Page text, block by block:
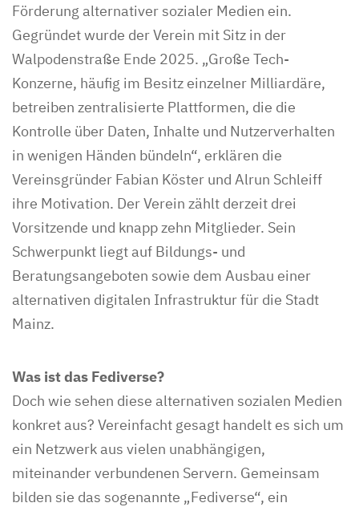
Förderung alternativer sozialer Medien ein.
Gegründet wurde der Verein mit Sitz in der
Walpodenstraße Ende 2025. „Große Tech-
Konzerne, häufig im Besitz einzelner Milliardäre,
betreiben zentralisierte Plattformen, die die
Kontrolle über Daten, Inhalte und Nutzerverhalten
in wenigen Händen bündeln“, erklären die
Vereinsgründer Fabian Köster und Alrun Schleiff
ihre Motivation. Der Verein zählt derzeit drei
Vorsitzende und knapp zehn Mitglieder. Sein
Schwerpunkt liegt auf Bildungs- und
Beratungsangeboten sowie dem Ausbau einer
alternativen digitalen Infrastruktur für die Stadt
Mainz.
Was ist das Fediverse?
Doch wie sehen diese alternativen sozialen Medien
konkret aus? Vereinfacht gesagt handelt es sich um
ein Netzwerk aus vielen unabhängigen,
miteinander verbundenen Servern. Gemeinsam
bilden sie das sogenannte „Fediverse“, ein